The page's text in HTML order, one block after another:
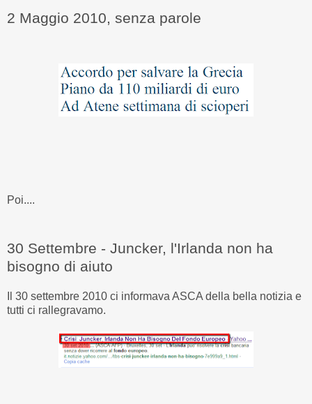
2 Maggio 2010, senza parole
Poi....
30 Settembre - Juncker, l'Irlanda non ha
bisogno di aiuto
Il 30 settembre 2010 ci informava ASCA della bella notizia e
tutti ci rallegravamo.